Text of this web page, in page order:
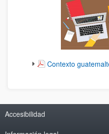
(Abre una nueva
Contexto
Accesibilidad